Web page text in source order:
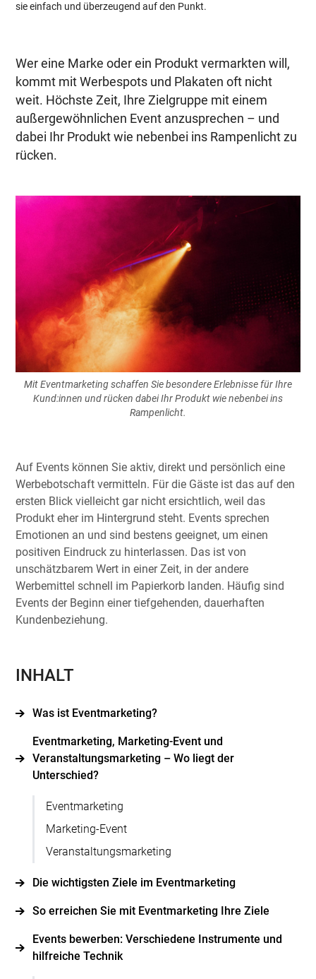
Wer eine Marke oder ein Produkt vermarkten will,
kommt mit Werbespots und Plakaten oft nicht
weit. Höchste Zeit, Ihre Zielgruppe mit einem
außergewöhnlichen Event anzusprechen – und
dabei Ihr Produkt wie nebenbei ins Rampenlicht zu
rücken.
sie einfach und überzeugend auf den Punkt.
Mit Eventmarketing schaffen Sie besondere Erlebnisse für Ihre
Kund:innen und rücken dabei Ihr Produkt wie nebenbei ins
Rampenlicht.
Auf Events können Sie aktiv, direkt und persönlich eine
Werbebotschaft vermitteln. Für die Gäste ist das auf den
ersten Blick vielleicht gar nicht ersichtlich, weil das
Produkt eher im Hintergrund steht. Events sprechen
Emotionen an und sind bestens geeignet, um einen
positiven Eindruck zu hinterlassen. Das ist von
unschätzbarem Wert in einer Zeit, in der andere
Werbemittel schnell im Papierkorb landen. Häufig sind
Events der Beginn einer tiefgehenden, dauerhaften
Kundenbeziehung.
INHALT
Was ist Eventmarketing?
Eventmarketing, Marketing-Event und
Veranstaltungsmarketing – Wo liegt der
Unterschied?
Eventmarketing
Marketing-Event
Veranstaltungsmarketing
Die wichtigsten Ziele im Eventmarketing
So erreichen Sie mit Eventmarketing Ihre Ziele
Events bewerben: Verschiedene Instrumente und
hilfreiche Technik